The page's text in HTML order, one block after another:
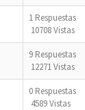
1 Respuestas
10708 Vistas
9 Respuestas
12271 Vistas
0 Respuestas
4589 Vistas